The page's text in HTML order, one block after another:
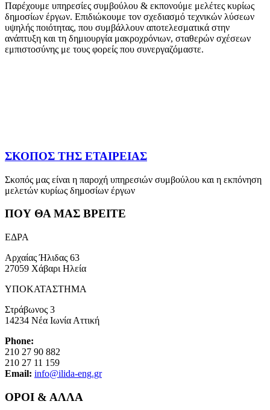
Παρέχουμε υπηρεσίες συμβούλου & εκπονούμε μελέτες κυρίως
δημοσίων έργων. Επιδιώκουμε τον σχεδιασμό τεχνικών λύσεων
υψηλής ποιότητας, που συμβάλλουν αποτελεσματικά στην
ανάπτυξη και τη δημιουργία μακροχρόνιων, σταθερών σχέσεων
εμπιστοσύνης με τους φορείς που συνεργαζόμαστε.
ΣΚΟΠΟΣ ΤΗΣ ΕΤΑΙΡΕΙΑΣ
Σκοπός μας είναι η παροχή υπηρεσιών συμβούλου και η εκπόνηση
μελετών κυρίως δημοσίων έργων
ΠΟΥ ΘΑ ΜΑΣ ΒΡΕΙΤΕ
ΕΔΡΑ
Αρχαίας Ήλιδας 63
27059 Χάβαρι Ηλεία
ΥΠΟΚΑΤΑΣΤΗΜΑ
Στράβωνος 3
14234 Νέα Ιωνία Αττική
Phone:
210 27 90 882
210 27 11 159
Email: info@ilida-eng.gr
ΟΡΟΙ & ΑΛΛΑ